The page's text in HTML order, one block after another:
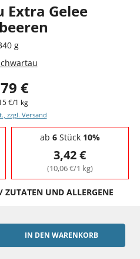
Extra Gelee
g
€
€/1 kg
zzgl. Versand
ab 6Stück 10%
3,42 €
(10,06 €/1 kg)
ZUTATEN UND ALLERGENE
IN DEN WARENKORB